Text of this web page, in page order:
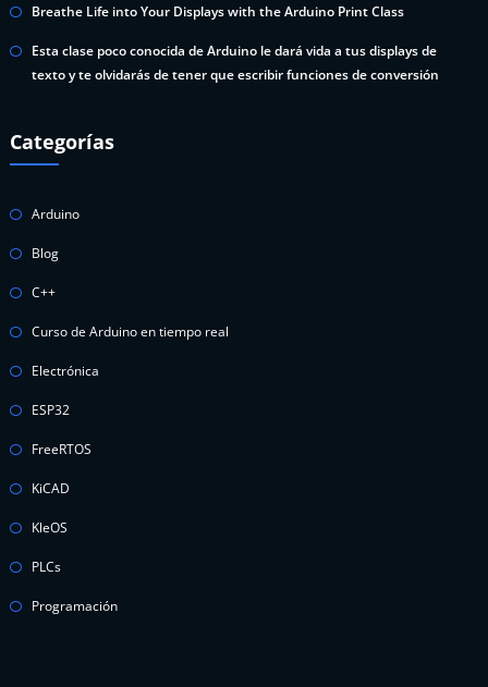
Breathe Life into Your Displays with the Arduino Print Class
Esta clase poco conocida de Arduino le dará vida a tus displays de
texto y te olvidarás de tener que escribir funciones de conversión
Categorías
Arduino
Blog
C++
Curso de Arduino en tiempo real
Electrónica
ESP32
FreeRTOS
KiCAD
KleOS
PLCs
Programación